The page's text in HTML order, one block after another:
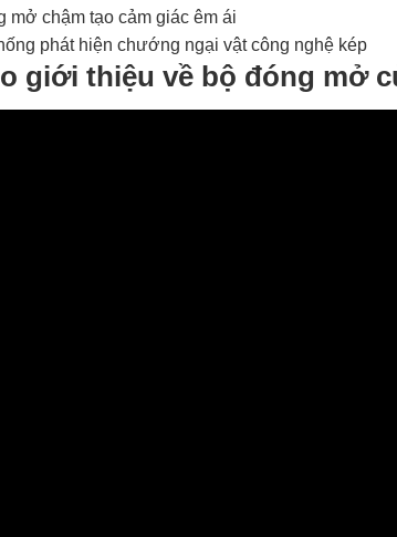
mở chậm tạo cảm giác êm ái
phát hiện chướng ngại vật công nghệ kép
giới thiệu về bộ đóng mở